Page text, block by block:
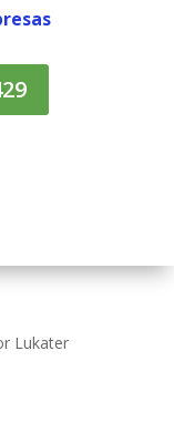
Lukater